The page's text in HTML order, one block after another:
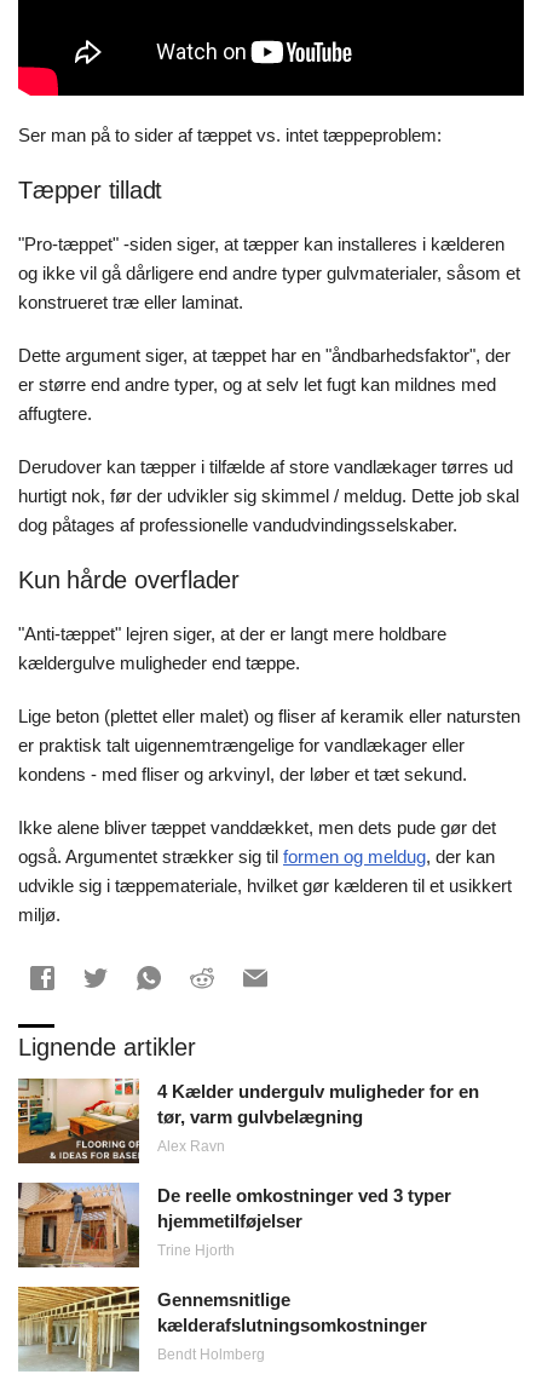
Ser man på to sider af tæppet vs. intet tæppeproblem:
Tæpper tilladt
"Pro-tæppet" -siden siger, at tæpper kan installeres i kælderen
og ikke vil gå dårligere end andre typer gulvmaterialer, såsom et
konstrueret træ eller laminat.
Dette argument siger, at tæppet har en "åndbarhedsfaktor", der
er større end andre typer, og at selv let fugt kan mildnes med
affugtere.
Derudover kan tæpper i tilfælde af store vandlækager tørres ud
hurtigt nok, før der udvikler sig skimmel / meldug. Dette job skal
dog påtages af professionelle vandudvindingsselskaber.
Kun hårde overflader
"Anti-tæppet" lejren siger, at der er langt mere holdbare
kældergulve muligheder end tæppe.
Lige beton (plettet eller malet) og fliser af keramik eller natursten
er praktisk talt uigennemtrængelige for vandlækager eller
kondens - med fliser og arkvinyl, der løber et tæt sekund.
Ikke alene bliver tæppet vanddækket, men dets pude gør det
også. Argumentet strækker sig til formen og meldug, der kan
udvikle sig i tæppemateriale, hvilket gør kælderen til et usikkert
miljø.
Lignende artikler
4 Kælder undergulv muligheder for en
tør, varm gulvbelægning
Alex Ravn
De reelle omkostninger ved 3 typer
hjemmetilføjelser
Trine Hjorth
Gennemsnitlige
kælderafslutningsomkostninger
Bendt Holmberg